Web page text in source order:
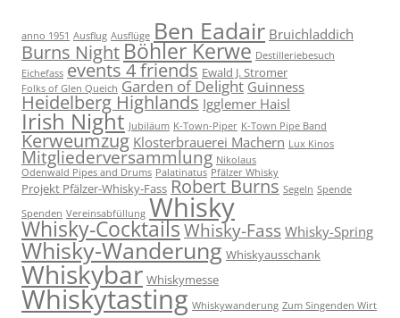
anno 1951 Ausflug Ausflüge Ben Eadair Bruichladdich
Burns Night Böhler Kerwe Destilleriebesuch
Eichefass events 4 friends Ewald J. Stromer
Folks of Glen Queich Garden of Delight Guinness
Heidelberg Highlands Igglemer Haisl
Irish Night Jubiläum K-Town-Piper K-Town Pipe Band
Kerweumzug Klosterbrauerei Machern Lux Kinos
Mitgliederversammlung Nikolaus
Odenwald Pipes and Drums Palatinatus Pfälzer Whisky
Projekt Pfälzer-Whisky-Fass Robert Burns Segeln Spende
Spenden Vereinsabfüllung Whisky
Whisky-CocktailsWhisky-Fass Whisky-Spring
Whisky-Wanderung Whiskyausschank
Whiskybar Whiskymesse
Whiskytasting Whiskywanderung Zum Singenden Wirt